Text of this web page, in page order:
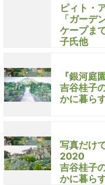
ピィト・
「ガーデ
ケープま
子氏他
『銀河庭
吉谷桂子
かに暮ら
写真だけ
2020
吉谷桂子
かに暮ら